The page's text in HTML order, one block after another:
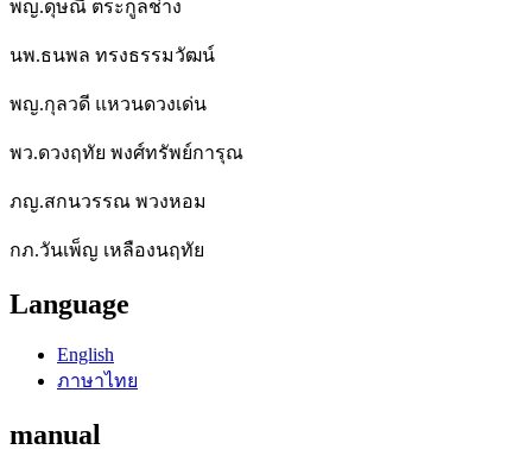
พญ.ดุษณี ตระกูลช่าง
นพ.ธนพล ทรงธรรมวัฒน์
พญ.กุลวดี แหวนดวงเด่น
พว.ดวงฤทัย พงศ์ทรัพย์การุณ
ภญ.สกนวรรณ พวงหอม
กภ.วันเพ็ญ เหลืองนฤทัย
Language
English
ภาษาไทย
manual